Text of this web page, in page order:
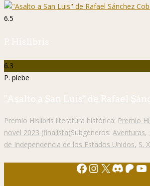
6.5
P. Hislibris
6.3
P. plebe
"Asalto a San Luis" de Rafael
Premio Hislibris literatura histórica: Premio
novel 2023 (finalista)Subgéneros: Aventuras,
de Independencia de los Estados Unidos, S.
Facebook
Instagram
X